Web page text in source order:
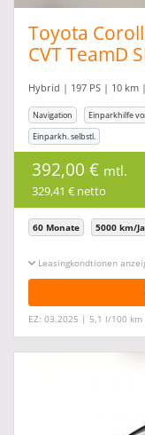
Toyota
CVT TeamD
Hybrid | 197 PS | 10 km
Navigation Einparkhilfe
Einparkh. selbstl.
392,00 € mtl.
329,41 € netto
60 Monate 5000 km/
Leasingkonditionen ein-/
EZ: 03.2025 | 5,1 l/100 km